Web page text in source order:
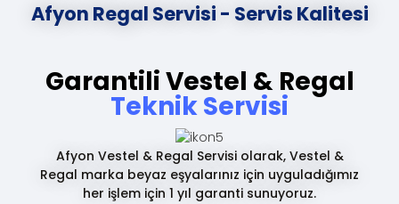
Afyon Regal Servisi - Servis Kalitesi
Garantili Vestel & Regal
Teknik Servisi
Afyon Vestel & Regal Servisi olarak, Vestel &
Regal marka beyaz eşyalarınız için uyguladığımız
her işlem için 1 yıl garanti sunuyoruz.